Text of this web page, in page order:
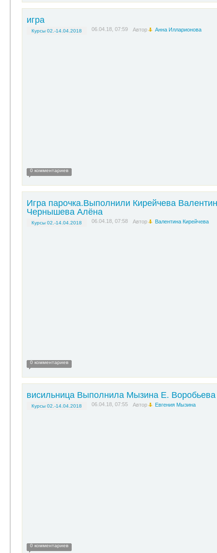
игра
Курсы 02.-14.04.2018 06.04.18, 07:59 Автор Анна Илларионова
0 комментариев
Игра парочка.Выполнили Кирейчева
Чернышева Алёна
Курсы 02.-14.04.2018 06.04.18, 07:58 Автор Валентина Кирейчева
0 комментариев
висильница Выполнила Мызина Е. Воробьева
Курсы 02.-14.04.2018 06.04.18, 07:55 Автор Евгения Мызина
0 комментариев